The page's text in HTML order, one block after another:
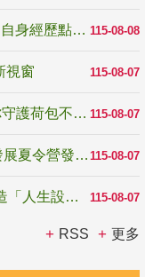
115-08-08
教育家人物典範 發明大王林永禎教授 用自身經歷點亮學生的路
115-08-07
115-08-07
反詐騙宣導_防詐有道，霹靂布袋戲陪你守護荷包不受騙
115-08-07
跨越限制，探索潛能！115年多元潛能發展夏令營發掘生命無限可能
115-08-07
高齡不是終點而是夢想起點！教育部打造「人生設計夢工場」 參展第3屆高齡健康產業博覽會
RSS 更多